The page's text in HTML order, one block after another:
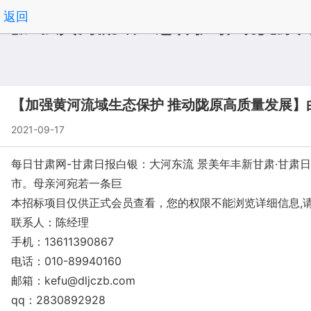
【加强黄河流域生态保护 推动陇
返回
【加强黄河流域生态保护 推动陇原高质量发展
2021-09-17
每日甘肃网-甘肃日报白银：大河东流 景美年丰新甘肃·甘
市。母亲河宛若一条巨
本招标项目仅供正式会员查看，您的权限不能浏览详细信息
联系人：陈经理
手机：13611390867
电话：010-89940160
邮箱： kefu@dljczb.com
qq：2830892928